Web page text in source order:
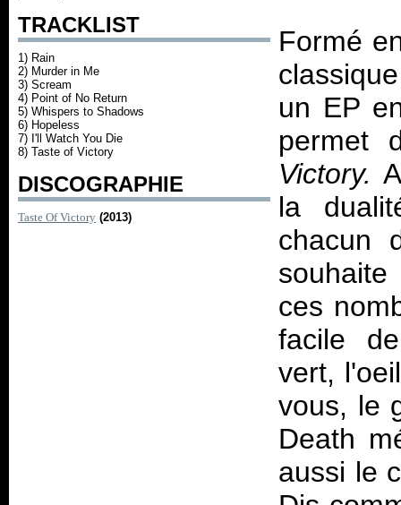
TRACKLIST
1) Rain
2) Murder in Me
3) Scream
4) Point of No Return
5) Whispers to Shadows
6) Hopeless
7) I'll Watch You Die
8) Taste of Victory
DISCOGRAPHIE
Taste Of Victory (2013)
Formé
un EP
permet
Victory.
la
chacun
ces
facile
vert,
vous, le
Death
aussi le